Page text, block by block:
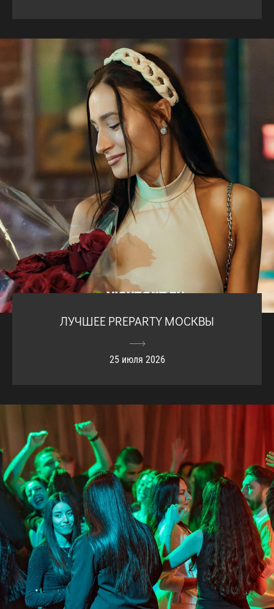
ЛУЧШЕЕ PREPARTY МОСКВЫ
25 июля 2026